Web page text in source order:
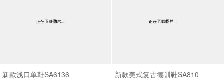
新款浅口单鞋SA6136 新款美式复古德训鞋SA810